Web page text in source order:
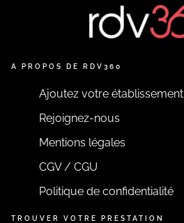
A PROPOS DE RDV360
Ajoutez votre établissement
Rejoignez-nous
Mentions légales
CGV / CGU
Politique de confidentialité
TROUVER VOTRE PRESTATION